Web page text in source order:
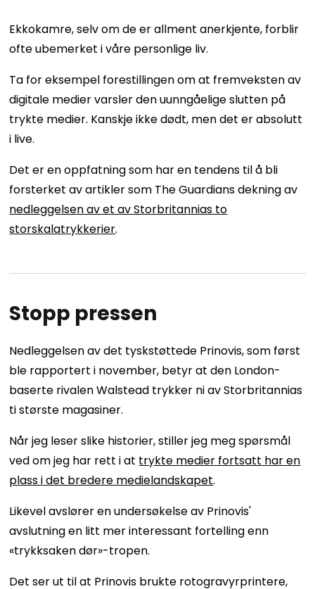
Ekkokamre, selv om de er allment anerkjente, forblir
ofte ubemerket i våre personlige liv.
Ta for eksempel forestillingen om at fremveksten av
digitale medier varsler den uunngåelige slutten på
trykte medier. Kanskje ikke dødt, men det er absolutt
i live.
Det er en oppfatning som har en tendens til å bli
forsterket av artikler som The Guardians dekning av
nedleggelsen av et av Storbritannias to
storskalatrykkerier.
Stopp pressen
Nedleggelsen av det tyskstøttede Prinovis, som først
ble rapportert i november, betyr at den London-
baserte rivalen Walstead trykker ni av Storbritannias
ti største magasiner.
Når jeg leser slike historier, stiller jeg meg spørsmål
ved om jeg har rett i at trykte medier fortsatt har en
plass i det bredere medielandskapet.
Likevel avslører en undersøkelse av Prinovis'
avslutning en litt mer interessant fortelling enn
«trykksaken dør»-tropen.
Det ser ut til at Prinovis brukte rotogravyrprintere,